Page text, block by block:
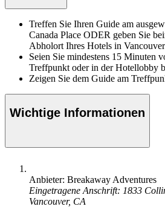
Treffen Sie Ihren Guide am
Canada Place ODER geben Sie
Abholort Ihres Hotels in
Seien Sie mindestens 15 Minuten
Treffpunkt oder in der Hotellobby
Zeigen Sie dem Guide am
Wichtige Informationen
Anbieter: Breakaway Adventures
Eingetragene Anschrift: 1833
Vancouver, CA